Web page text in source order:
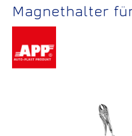
Magnethalter